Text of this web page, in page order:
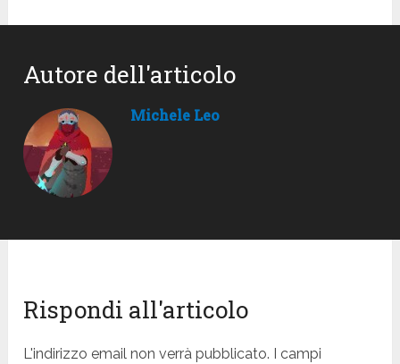
Autore dell'articolo
Michele Leo
Rispondi all'articolo
L'indirizzo email non verrà pubblicato. I campi